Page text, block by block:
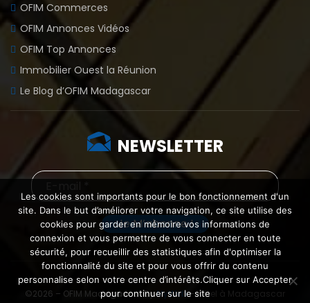
OFIM Commerces
OFIM Annonces Vidéos
OFIM Top Annonces
Immobilier Ouest la Réunion
Le Blog d’OFIM Madagascar
NEWSLETTER
©2026 – OFIM Madagascar ByMyWeb–Hôtel à Madagascar
Les cookies sont importants pour le bon fonctionnement d'un
site. Dans le but d’améliorer votre navigation, ce site utilise des
cookies pour garder en mémoire vos informations de
connexion et vous permettre de vous connecter en toute
sécurité, pour recueillir des statistiques afin d'optimiser la
fonctionnalité du site et pour vous offrir du contenu
personnalise selon votre centre d’intérêts.Cliquer sur Accepter
pour continuer sur le site